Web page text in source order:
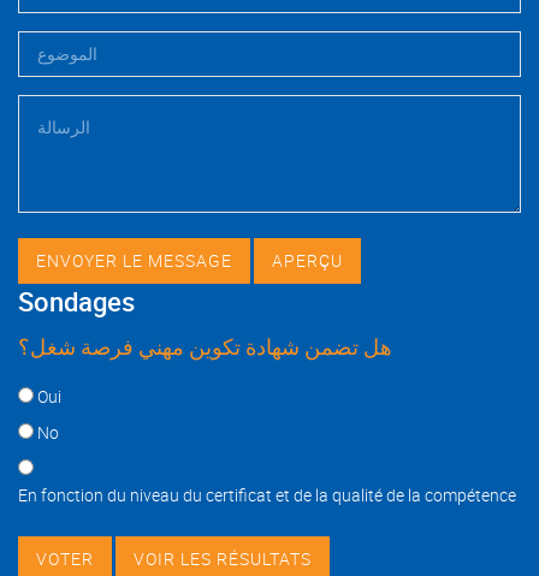
Sondages
هل تضمن شهادة تكوين مهني فرصة شغل؟
Choices
Oui
No
En fonction du niveau du certificat et de la qualité de la compétence